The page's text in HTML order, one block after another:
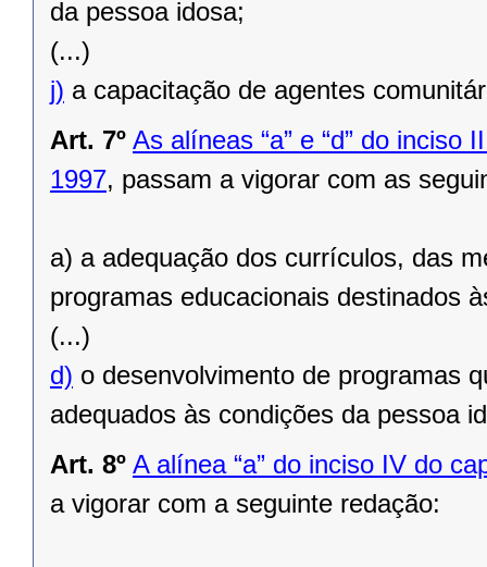
da pessoa idosa;
(...)
j) a capacitação de agentes
Art. 7º As alíneas “a” e “d” do inciso
1997, passam a vigorar com as
a) a adequação dos currículos, das
programas educacionais destinados
(...)
d) o desenvolvimento de programas
adequados às condições da pessoa
Art. 8º A alínea “a” do inciso IV do
a vigorar com a seguinte redação: